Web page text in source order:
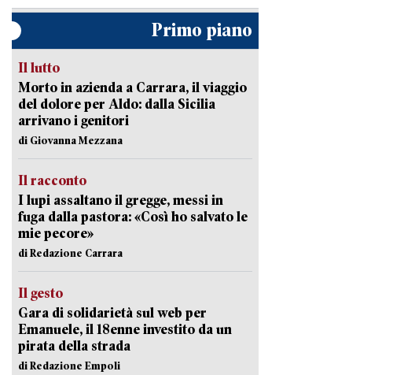
Primo piano
Il lutto
Morto in azienda a Carrara, il viaggio
del dolore per Aldo: dalla Sicilia
arrivano i genitori
di Giovanna Mezzana
Il racconto
I lupi assaltano il gregge, messi in
fuga dalla pastora: «Così ho salvato le
mie pecore»
di Redazione Carrara
Il gesto
Gara di solidarietà sul web per
Emanuele, il 18enne investito da un
pirata della strada
di Redazione Empoli